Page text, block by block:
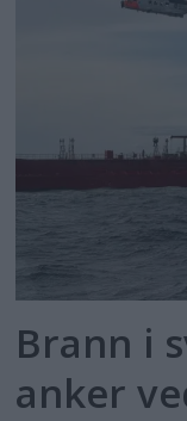
Brann i
anker